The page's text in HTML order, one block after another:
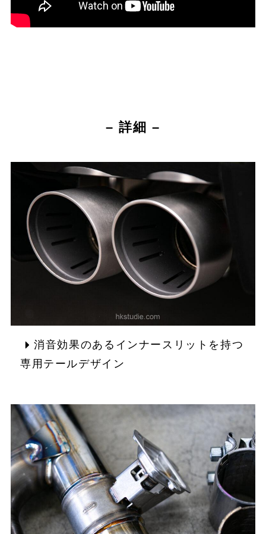
– 詳細 –
消音効果のあるインナースリットを持つ
専用テールデザイン